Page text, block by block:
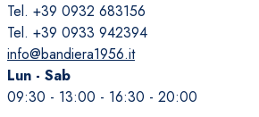
Tel. +39 0932 683156
Tel. +39 0933 942394
info@bandiera1956.it
Lun - Sab
09:30 - 13:00 - 16:30 - 20:00